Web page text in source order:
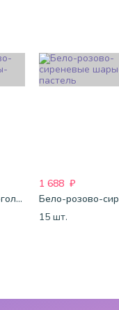
Бело-розово-голубые шары-пастель
1 688 ₽
15 шт.